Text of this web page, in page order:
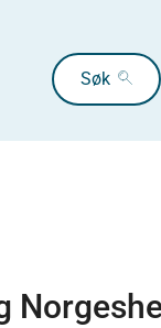
Søk